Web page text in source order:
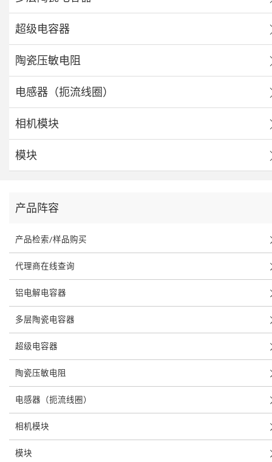
超级电容器
陶瓷压敏电阻
电感器（扼流线圈）
相机模块
模块
产品阵容
产品检索/样品购买
代理商在线查询
铝电解电容器
多层陶瓷电容器
超级电容器
陶瓷压敏电阻
电感器（扼流线圈）
相机模块
模块